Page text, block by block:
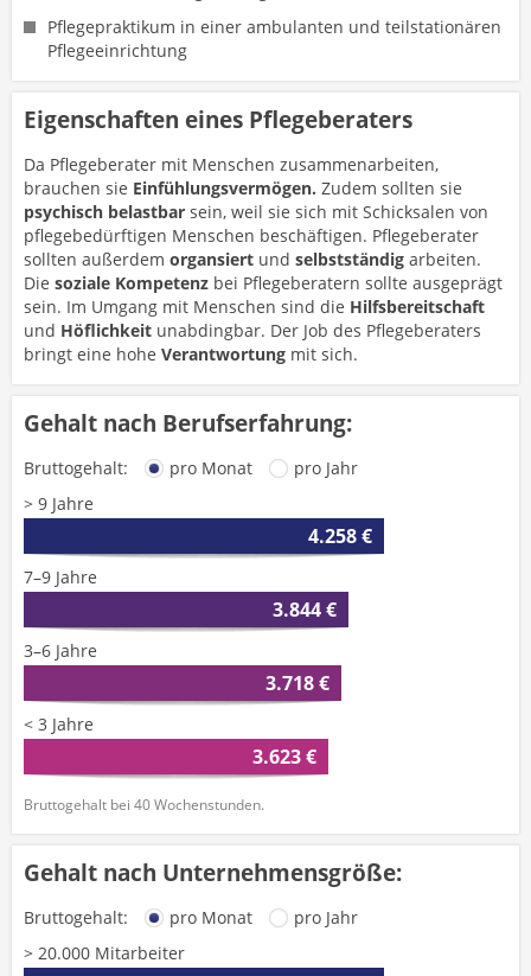
Pflegepraktikum in einer ambulanten und teilstationären
Pflegeeinrichtung
Eigenschaften eines Pflegeberaters
Da Pflegeberater mit Menschen zusammenarbeiten,
brauchen sie Einfühlungsvermögen. Zudem sollten sie
psychisch belastbar sein, weil sie sich mit Schicksalen von
pflegebedürftigen Menschen beschäftigen. Pflegeberater
sollten außerdem organsiert und selbstständig arbeiten.
Die soziale Kompetenz bei Pflegeberatern sollte ausgeprägt
sein. Im Umgang mit Menschen sind die Hilfsbereitschaft
und Höflichkeit unabdingbar. Der Job des Pflegeberaters
bringt eine hohe Verantwortung mit sich.
Gehalt nach Berufserfahrung:
Bruttogehalt: pro Monat
pro Jahr
> 9 Jahre
4.258 €
7–9 Jahre
3.844 €
3–6 Jahre
3.718 €
< 3 Jahre
3.623 €
Bruttogehalt bei 40 Wochenstunden.
Gehalt nach Unternehmensgröße:
Bruttogehalt: pro Monat
pro Jahr
> 20.000 Mitarbeiter